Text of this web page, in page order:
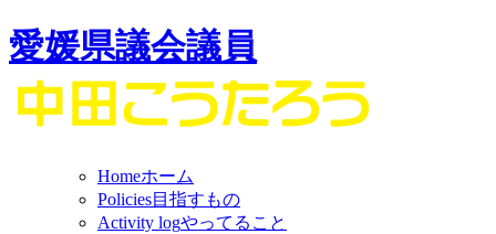
愛媛県議会議員
Homeホーム
Policies目指すもの
Activity logやってること